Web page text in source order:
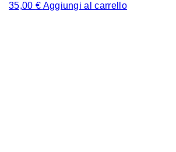
35,00 € Aggiungi al carrello